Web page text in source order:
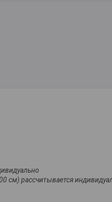
см) рассчитывается